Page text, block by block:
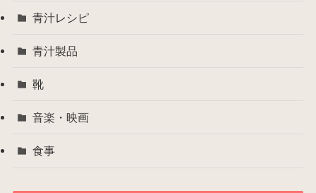
青汁レシピ
青汁製品
靴
音楽・映画
食事